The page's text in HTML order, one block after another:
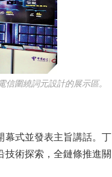
圍繞詞元設計的展示區。
式並發表主旨講話。丁
術探索，全鏈條推進關